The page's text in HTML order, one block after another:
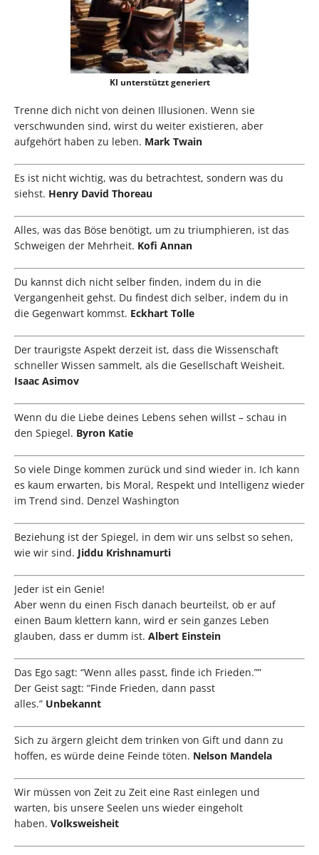
KI unterstützt generiert
Trenne dich nicht von deinen Illusionen. Wenn sie
verschwunden sind, wirst du weiter existieren, aber
aufgehört haben zu leben. Mark Twain
Es ist nicht wichtig, was du betrachtest, sondern was du
siehst. Henry David Thoreau
Alles, was das Böse benötigt, um zu triumphieren, ist das
Schweigen der Mehrheit. Kofi Annan
Du kannst dich nicht selber finden, indem du in die
Vergangenheit gehst. Du findest dich selber, indem du in
die Gegenwart kommst. Eckhart Tolle
Der traurigste Aspekt derzeit ist, dass die Wissenschaft
schneller Wissen sammelt, als die Gesellschaft Weisheit.
Isaac Asimov
Wenn du die Liebe deines Lebens sehen willst – schau in
den Spiegel. Byron Katie
So viele Dinge kommen zurück und sind wieder in. Ich kann
es kaum erwarten, bis Moral, Respekt und Intelligenz wieder
im Trend sind. Denzel Washington
Beziehung ist der Spiegel, in dem wir uns selbst so sehen,
wie wir sind. Jiddu Krishnamurti
Jeder ist ein Genie!
Aber wenn du einen Fisch danach beurteilst, ob er auf
einen Baum klettern kann, wird er sein ganzes Leben
glauben, dass er dumm ist. Albert Einstein
Das Ego sagt: “Wenn alles passt, finde ich Frieden.””
Der Geist sagt: “Finde Frieden, dann passt
alles.” Unbekannt
Sich zu ärgern gleicht dem trinken von Gift und dann zu
hoffen, es würde deine Feinde töten. Nelson Mandela
Wir müssen von Zeit zu Zeit eine Rast einlegen und
warten, bis unsere Seelen uns wieder eingeholt
haben. Volksweisheit